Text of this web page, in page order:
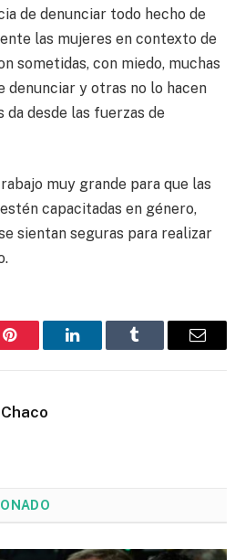
de denunciar todo hecho de
las mujeres en contexto de
sometidas, con miedo, muchas
denunciar y otras no lo hacen
desde las fuerzas de
muy grande para que las
capacitadas en género,
sientan seguras para realizar
Pinterest LinkedInTumblr Email